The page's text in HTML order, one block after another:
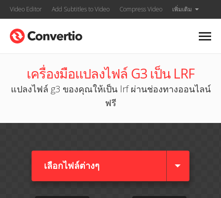
Video Editor Add Subtitles to Video Compress Video เพิ่มเติม
เครื่องมือแปลงไฟล์ G3 เป็น LRF
แปลงไฟล์ g3 ของคุณให้เป็น lrf ผ่านช่องทางออนไลน์
ฟรี
เลือกไฟล์ต่างๆ​